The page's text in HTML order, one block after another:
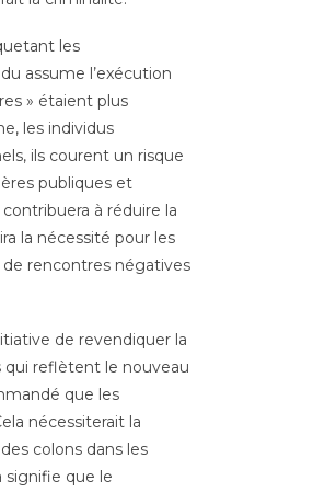
les
assume l’exécution
» étaient plus
les individus
ils courent un risque
publiques et
à réduire la
la nécessité pour les
de rencontres négatives
de revendiquer la
qui reflètent le nouveau
que les
nécessiterait la
colons dans les
signifie que le